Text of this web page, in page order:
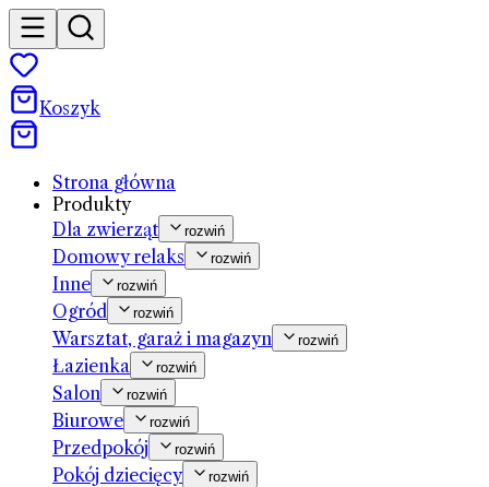
Koszyk
Strona główna
Produkty
Dla zwierząt
rozwiń
Domowy relaks rozwiń
Inne rozwiń
Ogród rozwiń
Warsztat, garaż i magazyn rozwiń
Łazienka rozwiń
Salon rozwiń
Biurowe rozwiń
Przedpokój rozwiń
Pokój dziecięcy rozwiń